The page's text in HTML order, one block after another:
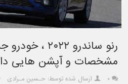
رنو ساندرو
مشخصات و آپشن هایی
۰ ارسال شده توسط: حـسین مـرادی